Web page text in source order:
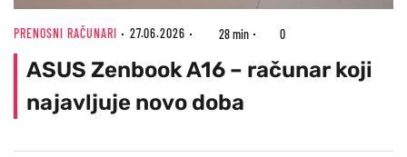
PRENOSNI RAČUNARI 27.06.2026 28 min 0
ASUS Zenbook A16 – računar koji
najavljuje novo doba